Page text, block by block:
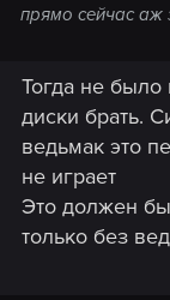
прямо сейчас аж
Тогда не было
диски брать.
ведьмак это
не играет
Это должен
только без